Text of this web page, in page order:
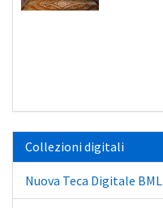
Collezioni digitali
Nuova Teca Digitale BML